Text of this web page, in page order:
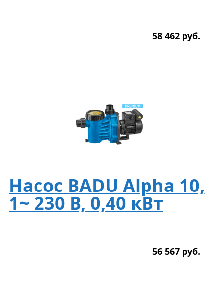
58 462 руб.
Насос BADU Alpha 10,
1~ 230 В, 0,40 кВт
56 567 руб.